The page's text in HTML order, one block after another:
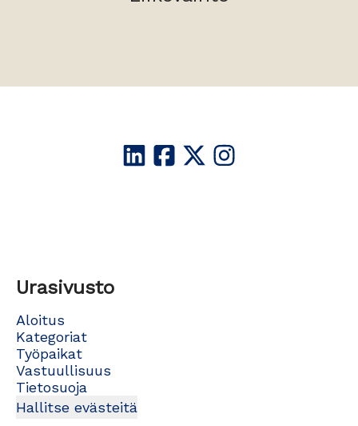
Urasivusto
Aloitus
Kategoriat
Työpaikat
Vastuullisuus
Tietosuoja
Hallitse evästeitä